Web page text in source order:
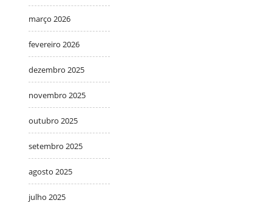
março 2026
fevereiro 2026
dezembro 2025
novembro 2025
outubro 2025
setembro 2025
agosto 2025
julho 2025